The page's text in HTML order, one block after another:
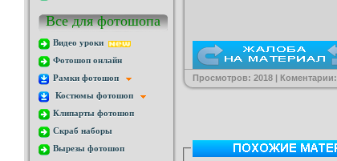
Все для фотошопа
Видео уроки
Фотошоп онлайн
Рамки фотошоп
Костюмы фотошоп
Клипарты фотошоп
Скраб наборы
Вырезы фотошоп
Просмотров: 2018 | Коментарии: